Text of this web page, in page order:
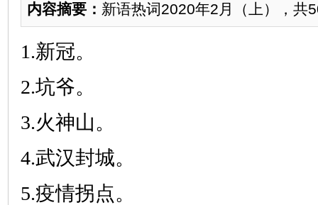
内容摘要： 新语热词2020年2月（上），共
1.新冠。
2.坑爷。
3.火神山。
4.武汉封城。
5.疫情拐点。